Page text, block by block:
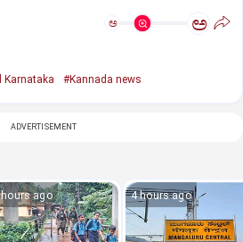
ಅ ಅ
Karnataka #Kannada news
ADVERTISEMENT
ago 4 hours ago